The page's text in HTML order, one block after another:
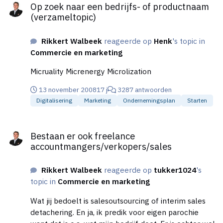
Op zoek naar een bedrijfs- of productnaam
(verzameltopic)
Rikkert Walbeek reageerde op Henk's topic in
Commercie en marketing
Micruality Micrenergy Microlization
13 november 200817 j 3287 antwoorden
Digitalisering Marketing Ondernemingsplan Starten
Bestaan er ook freelance
accountmangers/verkopers/sales
Rikkert Walbeek reageerde op tukker1024's
topic in Commercie en marketing
Wat jij bedoelt is salesoutsourcing of interim sales
detachering. En ja, ik predik voor eigen parochie